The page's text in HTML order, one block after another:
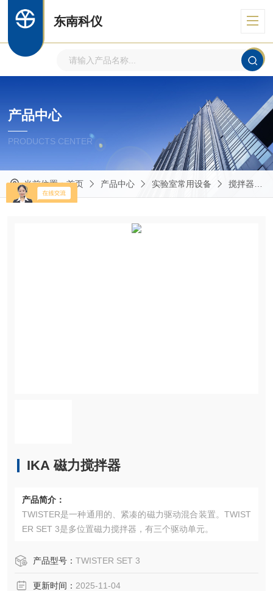
东南科仪
产品中心
PRODUCTS CENTER
当前位置：首页 产品中心 实验室常用设备 搅拌器
IKA 磁力搅拌器
产品简介：
TWISTER是一种通用的、紧凑的磁力驱动混合装置。TWIST
ER SET 3是多位置磁力搅拌器，有三个驱动单元。
产品型号： TWISTER SET 3
更新时间： 2025-11-04